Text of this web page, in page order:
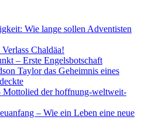
Wie lange sollen Adventisten
Chaldäa!
– Erste Engelsbotschaft
Taylor das Geheimnis eines
Mottolied der hoffnung-weltweit-
– Wie ein Leben eine neue